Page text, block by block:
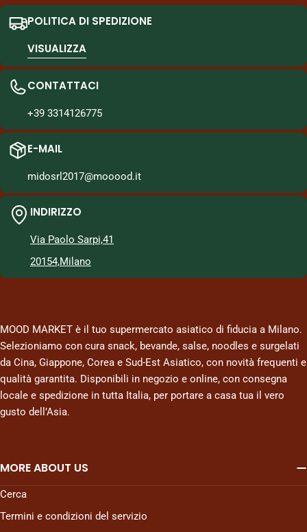
POLITICA DI SPEDIZIONE
VISUALIZZA
CONTATTACI
+39 3314126775
E-MAIL
midosrl2017@mooood.it
INDIRIZZO
Via Paolo Sarpi,41
20154,Milano
MOOD MARKET è il tuo supermercato asiatico di fiducia a Milano.
Selezioniamo con cura snack, bevande, salse, noodles e surgelati
da Cina, Giappone, Corea e Sud-Est Asiatico, con novità frequenti e
qualità garantita. Disponibili in negozio e online, con consegna
locale e spedizione in tutta Italia, per portare a casa tua il vero
gusto dell’Asia.
MORE ABOUT US
Cerca
Termini e condizioni del servizio